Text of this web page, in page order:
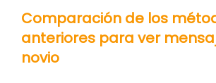
Comparación de los
anteriores para ver
novio